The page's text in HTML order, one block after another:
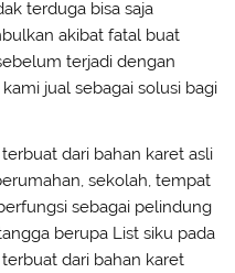
terduga bisa saja
akibat fatal buat
terjadi dengan
jual sebagai solusi bagi
dari bahan karet asli
sekolah, tempat
sebagai pelindung
berupa List siku pada
dari bahan karet